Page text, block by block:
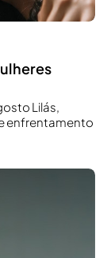
Lilás,
enfrentamento